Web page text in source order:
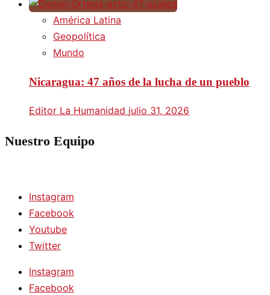
América Latina
Geopolítica
Mundo
Nicaragua: 47 años de la lucha de un pueblo
Editor La Humanidad julio 31, 2026
Nuestro Equipo
Instagram
Facebook
Youtube
Twitter
Instagram
Facebook